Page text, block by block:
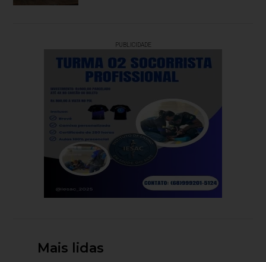
PUBLICIDADE
Mais lidas